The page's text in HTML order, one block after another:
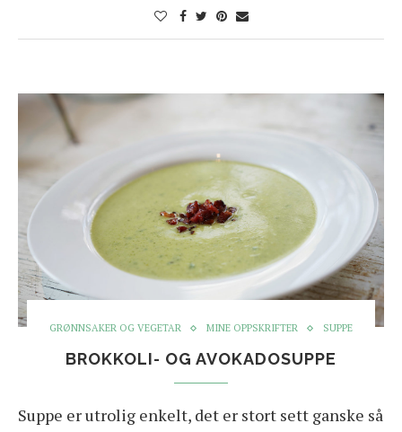
GRØNNSAKER OG VEGETAR MINE OPPSKRIFTER SUPPE
BROKKOLI- OG AVOKADOSUPPE
Suppe er utrolig enkelt, det er stort sett ganske så